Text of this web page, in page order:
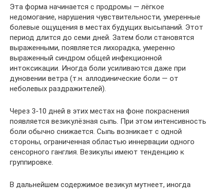
Эта форма начинается с продромы — лёгкое
недомогание, нарушения чувствительности, умеренные
болевые ощущения в местах будущих высыпаний. Этот
период длится до семи дней. Затем боли становятся
выраженными, появляется лихорадка, умеренно
выраженный синдром общей инфекционной
интоксикации. Иногда боли усиливаются даже при
дуновении ветра (т.н. аллодинические боли — от
неболевых раздражителей).
Через 3-10 дней в этих местах на фоне покраснения
появляется везикулёзная сыпь. При этом интенсивность
боли обычно снижается. Сыпь возникает с одной
стороны, ограниченная областью иннервации одного
сенсорного ганглия. Везикулы имеют тенденцию к
группировке.
В дальнейшем содержимое везикул мутнеет, иногда